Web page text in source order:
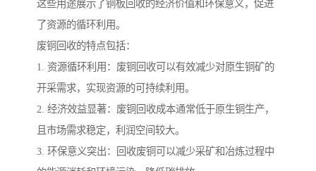
这些用途展示了铜板回收的经济价值和环保意义，促进
了资源的循环利用。
废铜回收的特点包括：
1. 资源循环利用：废铜回收可以有效减少对原生铜矿的
开采需求，实现资源的可持续利用。
2. 经济效益显著：废铜回收成本通常低于原生铜生产，
且市场需求稳定，利润空间较大。
3. 环保意义突出：回收废铜可以减少采矿和冶炼过程中